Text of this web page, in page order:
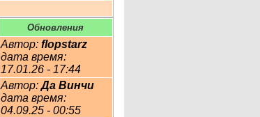
Обновления
Автор: flopstarz
дата время:
17.01.26 - 17:44
Автор:Да Винчи
дата время:
04.09.25 - 00:55